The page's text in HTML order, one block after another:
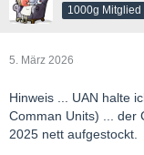
1000g Mitglied
5. März 2026
Hinweis ... UAN halte
Comman Units) ... der
2025 nett aufgestockt.